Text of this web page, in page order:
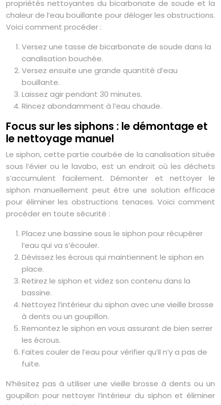
propriétés nettoyantes du bicarbonate de soude et la
chaleur de l’eau bouillante pour déloger les obstructions.
Voici comment procéder :
Versez une tasse de bicarbonate de soude dans la
canalisation bouchée.
Versez ensuite une grande quantité d’eau
bouillante.
Laissez agir pendant 30 minutes.
Rincez abondamment à l’eau chaude.
Focus sur les siphons : le démontage et
le nettoyage manuel
Le siphon, cette partie courbée de la canalisation située
sous l’évier ou le lavabo, est un endroit où les déchets
s’accumulent facilement. Démonter et nettoyer le
siphon manuellement peut être une solution efficace
pour éliminer les obstructions tenaces. Voici comment
procéder en toute sécurité :
Placez une bassine sous le siphon pour récupérer
l’eau qui va s’écouler.
Dévissez les écrous qui maintiennent le siphon en
place.
Retirez le siphon et videz son contenu dans la
bassine.
Nettoyez l’intérieur du siphon avec une vieille brosse
à dents ou un goupillon.
Remontez le siphon en vous assurant de bien serrer
les écrous.
Faites couler de l’eau pour vérifier qu’il n’y a pas de
fuite.
N’hésitez pas à utiliser une vieille brosse à dents ou un
goupillon pour nettoyer l’intérieur du siphon et éliminer